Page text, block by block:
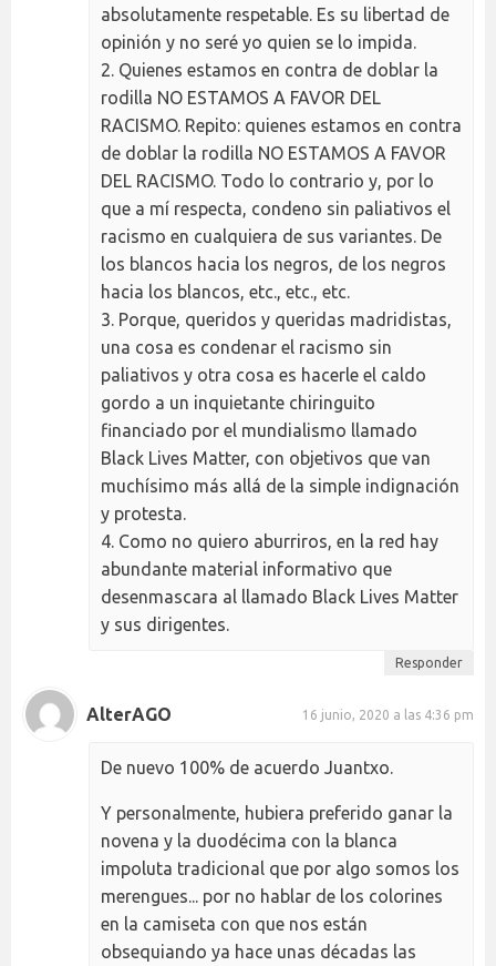
absolutamente respetable. Es su libertad de
opinión y no seré yo quien se lo impida.
2. Quienes estamos en contra de doblar la
rodilla NO ESTAMOS A FAVOR DEL
RACISMO. Repito: quienes estamos en contra
de doblar la rodilla NO ESTAMOS A FAVOR
DEL RACISMO. Todo lo contrario y, por lo
que a mí respecta, condeno sin paliativos el
racismo en cualquiera de sus variantes. De
los blancos hacia los negros, de los negros
hacia los blancos, etc., etc., etc.
3. Porque, queridos y queridas madridistas,
una cosa es condenar el racismo sin
paliativos y otra cosa es hacerle el caldo
gordo a un inquietante chiringuito
financiado por el mundialismo llamado
Black Lives Matter, con objetivos que van
muchísimo más allá de la simple indignación
y protesta.
4. Como no quiero aburriros, en la red hay
abundante material informativo que
desenmascara al llamado Black Lives Matter
y sus dirigentes.
Responder
AlterAGO 16 junio, 2020 a las 4:36 pm
De nuevo 100% de acuerdo Juantxo.
Y personalmente, hubiera preferido ganar la
novena y la duodécima con la blanca
impoluta tradicional que por algo somos los
merengues... por no hablar de los colorines
en la camiseta con que nos están
obsequiando ya hace unas décadas las